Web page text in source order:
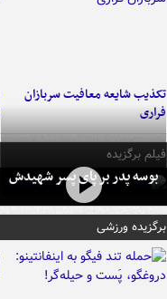
تکذیب شایعه معافیت سربازان
فراری
فیلم برگزیده
بوسه‌ پدر بر پای پسر شهیدش
برگزیده ورزشی